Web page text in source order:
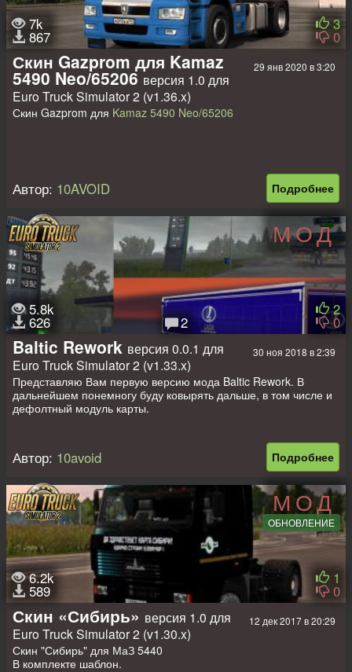
7k
867
3
0
29 янв 2020 в 3:20
Скин Gazprom для Kamaz
5490 Neo/65206 версия 1.0 для
Euro Truck Simulator 2 (v1.36.x)
Скин Gazprom для Kamaz 5490 Neo/65206
Подробнее
Автор: 10AVOID
МОД
5.8k
626 2
2
0
30 ноя 2018 в 2:39
Baltic Rework версия 0.0.1 для
Euro Truck Simulator 2 (v1.33.x)
Представляю Вам первую версию мода Baltic Rework. В
дальнейшем понемногу буду ковырять дальше, в том числе и
дефолтный модуль карты.
- Исправлены \ добавлены следующие компании:
- Лада Авто (вместо Ладога Авто)
Подробнее
Автор: 10avoid
МОД
ОБНОВЛЕНИЕ
6.2k
589
1
0
12 дек 2017 в 20:29
Скин «Сибирь» версия 1.0 для
Euro Truck Simulator 2 (v1.30.x)
Скин "Сибирь" для МаЗ 5440
В комплекте шаблон.